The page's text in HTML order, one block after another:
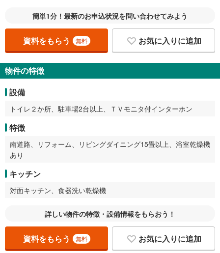
簡単1分！最新のお申込状況を問い合わせてみよう
資料をもらう 無料 お気に入りに追加
物件の特徴
設備
トイレ２か所、駐車場2台以上、ＴＶモニタ付インターホン
特徴
南道路、リフォーム、リビングダイニング15畳以上、浴室乾燥機
あり
キッチン
対面キッチン、食器洗い乾燥機
詳しい物件の特徴・設備情報をもらおう！
資料をもらう 無料 お気に入りに追加